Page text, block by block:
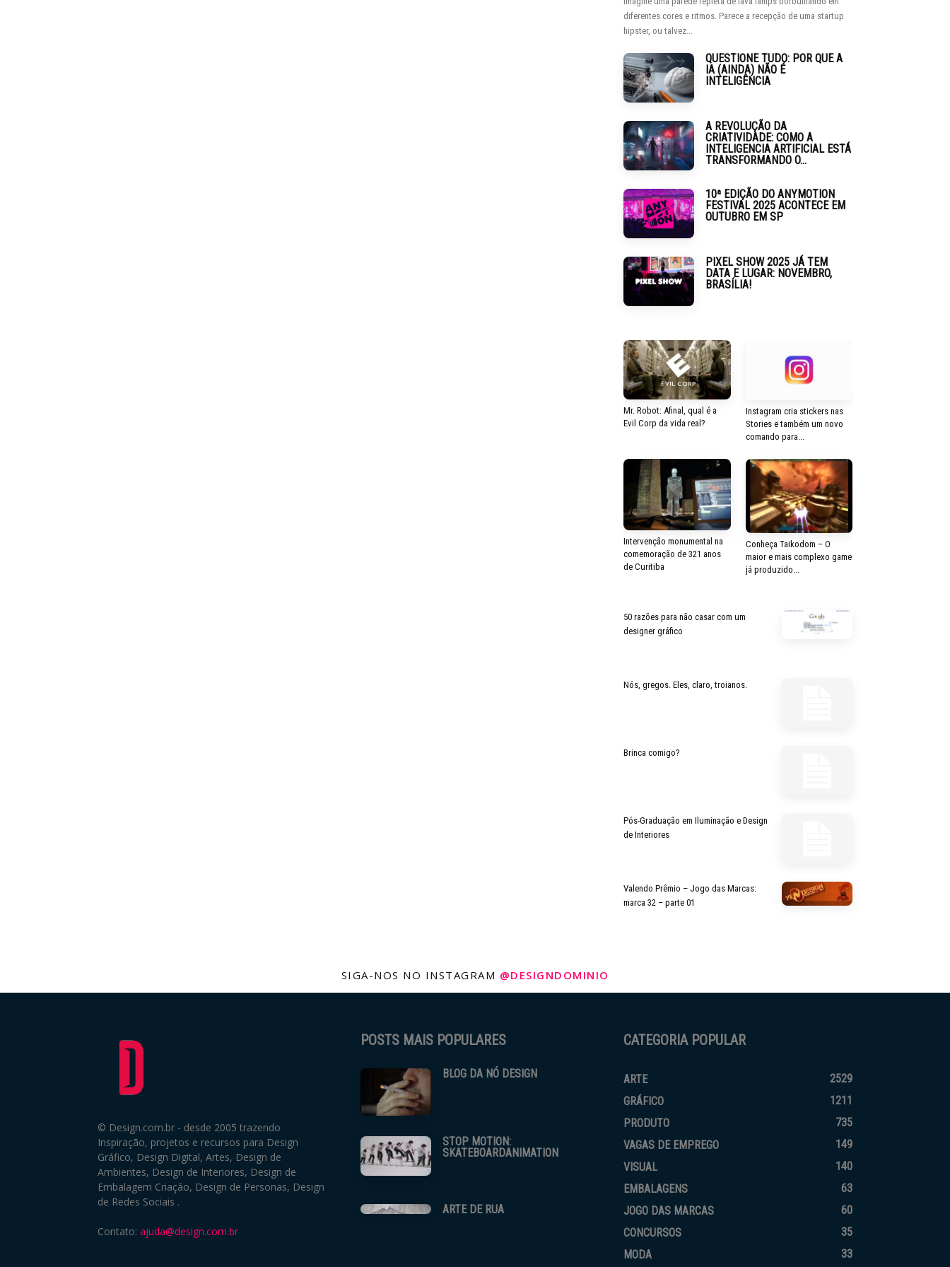
diferentes cores e ritmos. Parece a recepção de uma startup
hipster, ou talvez...
QUESTIONE TUDO: POR QUE A
IA (AINDA) NÃO É
INTELIGÊNCIA
A REVOLUÇÃO DA
CRIATIVIDADE: COMO A
INTELIGENCIA ARTIFICIAL ESTÁ
TRANSFORMANDO O...
10ª EDIÇÃO DO ANYMOTION
FESTIVAL 2025 ACONTECE EM
OUTUBRO EM SP
PIXEL SHOW 2025 JÁ TEM
DATA E LUGAR: NOVEMBRO,
BRASÍLIA!
Mr. Robot: Afinal, qual é a
Evil Corp da vida real?
Instagram cria stickers nas
Stories e também um novo
comando para...
Intervenção monumental na
comemoração de 321 anos
de Curitiba
Conheça Taikodom – O
maior e mais complexo game
já produzido...
50 razões para não casar com um
designer gráfico
Nós, gregos. Eles, claro, troianos.
Brinca comigo?
Pós-Graduação em Iluminação e Design
de Interiores
Valendo Prêmio – Jogo das Marcas:
marca 32 – parte 01
SIGA-NOS NO INSTAGRAM @DESIGNDOMINIO
© Design.com.br - desde 2005 trazendo
Inspiração, projetos e recursos para Design
Gráfico, Design Digital, Artes, Design de
Ambientes, Design de Interiores, Design de
Embalagem Criação, Design de Personas, Design
de Redes Sociais .
Contato: ajuda@design.com.br
POSTS MAIS POPULARES
BLOG DA NÓ DESIGN
STOP MOTION:
SKATEBOARDANIMATION
ARTE DE RUA
CATEGORIA POPULAR
ARTE
2529
GRÁFICO
1211
PRODUTO
735
VAGAS DE EMPREGO
149
VISUAL
140
EMBALAGENS
63
JOGO DAS MARCAS
60
CONCURSOS
35
MODA
33